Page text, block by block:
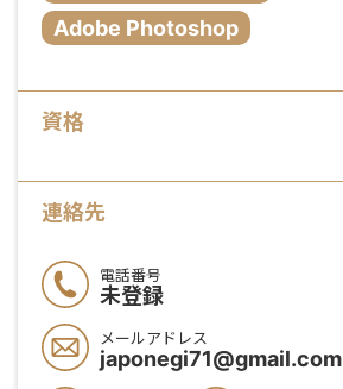
Adobe Photoshop
資格
連絡先
電話番号
未登録
メールアドレス
japonegi71@gmail.com